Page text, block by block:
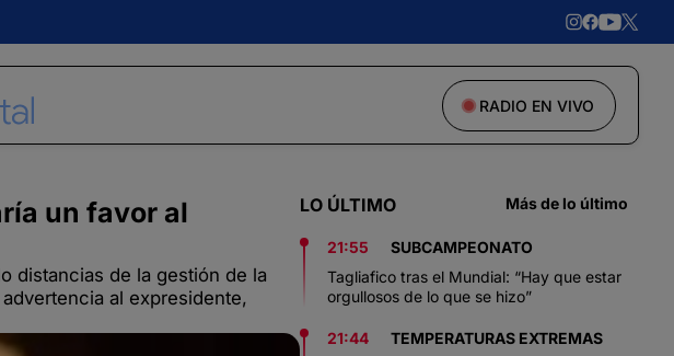
RADIO EN VIVO
un favor al
distancias de la gestión de la
al expresidente,
LO ÚLTIMO Más de lo último
21:55
SUBCAMPEONATO
Tagliafico tras el Mundial: “Hay que estar
orgullosos de lo que se hizo”
21:44
TEMPERATURAS EXTREMAS